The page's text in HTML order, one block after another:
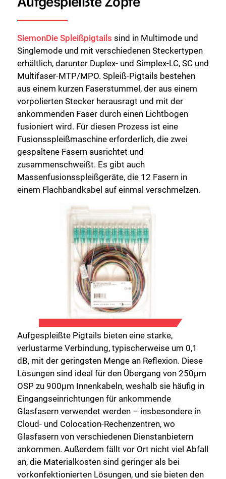
SiemonDie Spleißpigtails sind in Multimode und
Singlemode und mit verschiedenen Steckertypen
erhältlich, darunter Duplex- und Simplex-LC, SC und
Multifaser-MTP/MPO. Spleiß-Pigtails bestehen
aus einem kurzen Faserstummel, der aus einem
vorpolierten Stecker herausragt und mit der
ankommenden Faser durch einen Lichtbogen
fusioniert wird. Für diesen Prozess ist eine
Fusionsspleißmaschine erforderlich, die zwei
gespaltene Fasern ausrichtet und
zusammenschweißt. Es gibt auch
Massenfusionsspleißgeräte, die 12 Fasern in
einem Flachbandkabel auf einmal verschmelzen.
Aufgespleißte Pigtails bieten eine starke,
verlustarme Verbindung, typischerweise um 0,1
dB, mit der geringsten Menge an Reflexion. Diese
Lösungen sind ideal für den Übergang von 250µm
OSP zu 900µm Innenkabeln, weshalb sie häufig in
Eingangseinrichtungen für ankommende
Glasfasern verwendet werden – insbesondere in
Cloud- und Colocation-Rechenzentren, wo
Glasfasern von verschiedenen Dienstanbietern
ankommen. Außerdem fällt vor Ort nicht viel Abfall
an, die Materialkosten sind geringer als bei
vorkonfektionierten Lösungen, und sie bieten den